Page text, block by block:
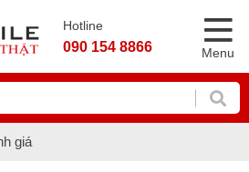
Hotline
090 154 8866 Menu
giá